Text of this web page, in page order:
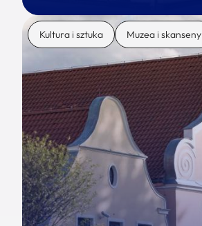
Kultura i sztuka Muzea i skanseny